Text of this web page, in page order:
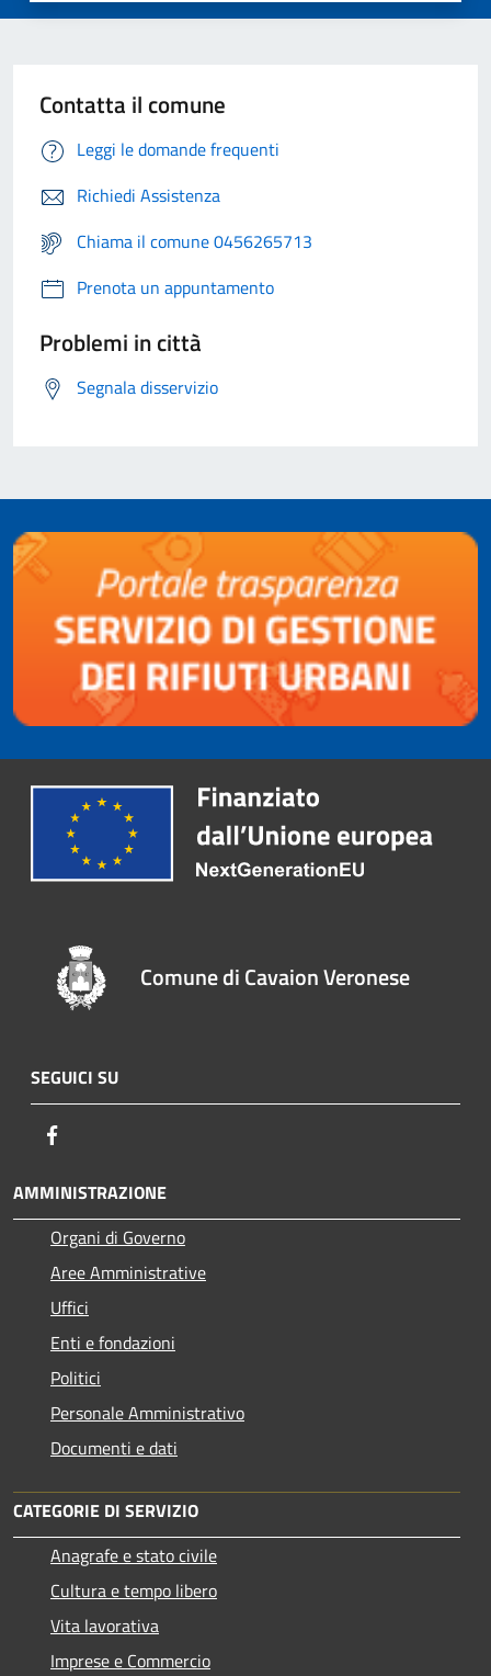
Contatta il comune
Leggi le domande frequenti
Richiedi Assistenza
Chiama il comune 0456265713
Prenota un appuntamento
Problemi in città
Segnala disservizio
Comune di Cavaion Veronese
SEGUICI SU
AMMINISTRAZIONE
Organi di Governo
Aree Amministrative
Uffici
Enti e fondazioni
Politici
Personale Amministrativo
Documenti e dati
CATEGORIE DI SERVIZIO
Anagrafe e stato civile
Cultura e tempo libero
Vita lavorativa
Imprese e Commercio